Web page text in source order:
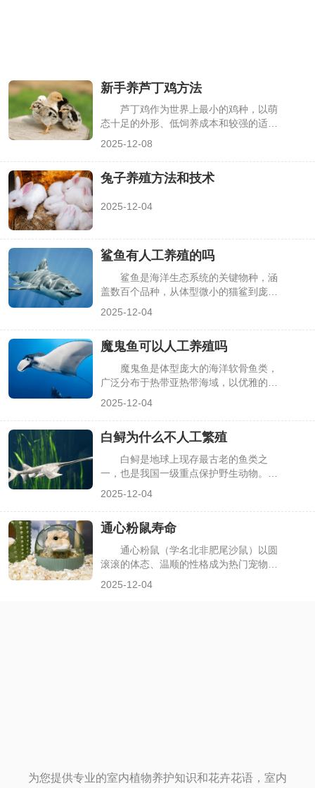
新手养芦丁鸡方法
芦丁鸡作为世界上最小的鸡种，以萌
态十足的外形、低饲养成本和较强的适应
性，成为新手宠物饲养的热门选择。但不
折、成鸡应激等问题。本文从笼舍、饮
食、温湿度等核心维度，分享新手能快速
2025-12-08
兔子养殖方法和技术
2025-12-04
鲨鱼有人工养殖的吗
鲨鱼是海洋生态系统的关键物种，涵
盖数百个品种，从体型微小的猫鲨到庞大
殖”成为热门疑问。答案是部分鲨鱼可人
工养殖，但并非所有品种都能实现，且养
殖场景、技术难度因品种而异，核心取决
于体型、习性及养殖目的，下面详细解析
相关要点。
2025-12-04
魔鬼鱼可以人工养殖吗
魔鬼鱼是体型庞大的海洋软骨鱼类，
广泛分布于热带亚热带海域，以优雅的游
常规鱼类一样人工养殖？答案是可以人工
养殖，但仅局限于科研或科普展示，且难
度极大、成本极高，无法实现规模化养
殖，核心受其生理特性与环境需求限制，
下面详细解析相关要点。
2025-12-04
白鲟为什么不人工繁殖
白鲟是地球上现存最古老的鱼类之
一，也是我国一级重点保护野生动物。然
布灭绝。很多人不解：为何不通过人工繁
殖技术挽救这一物种？实际上，白鲟的人
工繁殖面临着生物特性、技术条件等多重
难以突破的障碍，下面详细解析相关要
点。
2025-12-04
通心粉鼠寿命
通心粉鼠（学名北非肥尾沙鼠）以圆
滚滚的体态、温顺的性格成为热门宠物，
短。它的寿命并非固定数值，核心受物种
2025-12-04
为您提供专业的室内植物养护知识和花卉花语，室内